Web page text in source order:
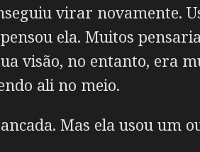
virar novamente.
ela. Muitos
visão, no entanto, era
ali no meio.
Mas ela usou um